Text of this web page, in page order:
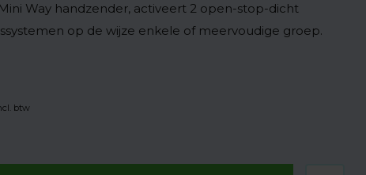
Way handzender, activeert 2 open-stop-dicht
op de wijze enkele of meervoudige groep.
btw